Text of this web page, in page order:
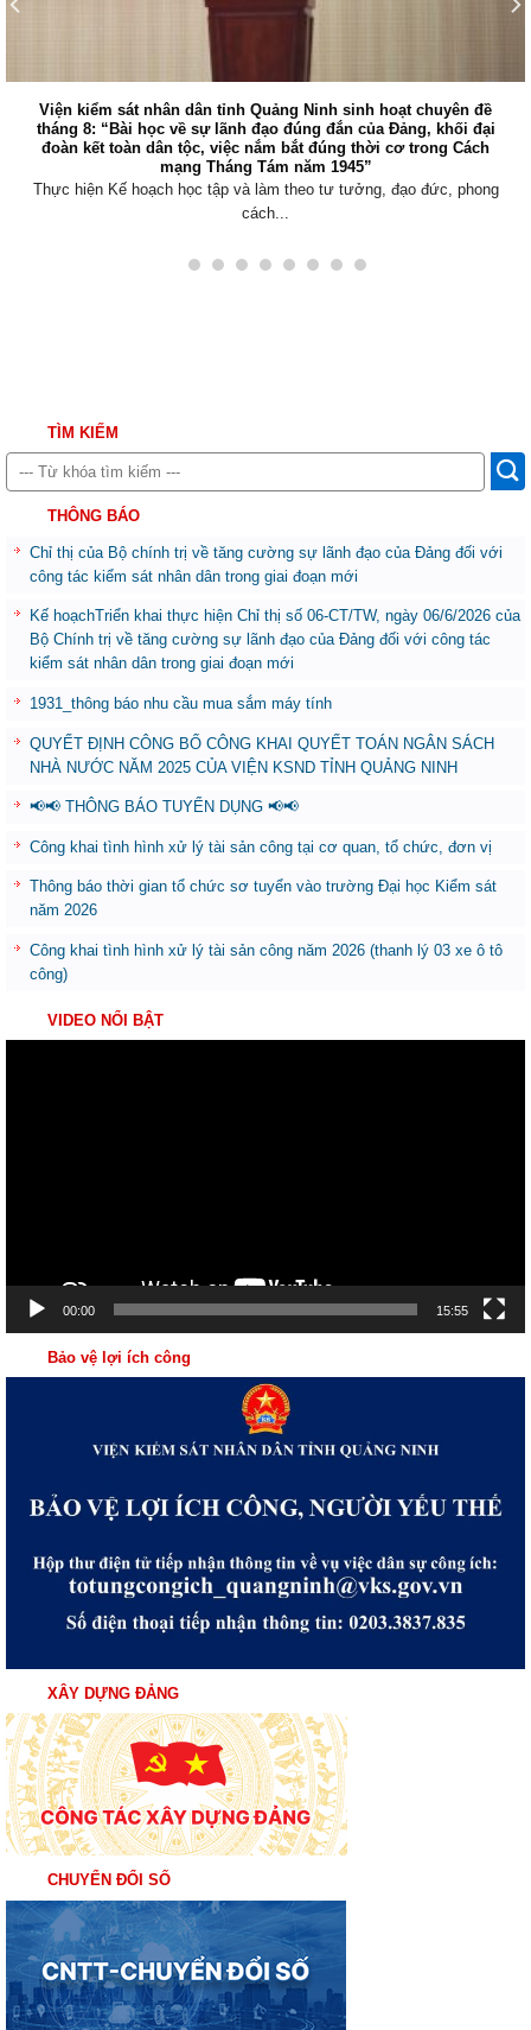
Viện kiểm sát nhân dân tỉnh Quảng Ninh sinh hoạt chuyên đề
tháng 8: “Bài học về sự lãnh đạo đúng đắn của Đảng, khối đại
đoàn kết toàn dân tộc, việc nắm bắt đúng thời cơ trong Cách
mạng Tháng Tám năm 1945”
Thực hiện Kế hoạch học tập và làm theo tư tưởng, đạo đức, phong
cách...
TÌM KIẾM
THÔNG BÁO
Chỉ thị của Bộ chính trị về tăng cường sự lãnh đạo của Đảng đối với
công tác kiểm sát nhân dân trong giai đoạn mới
Kế hoạchTriển khai thực hiện Chỉ thị số 06-CT/TW, ngày 06/6/2026 của
Bộ Chính trị về tăng cường sự lãnh đạo của Đảng đối với công tác
kiểm sát nhân dân trong giai đoạn mới
1931_thông báo nhu cầu mua sắm máy tính
QUYẾT ĐỊNH CÔNG BỐ CÔNG KHAI QUYẾT TOÁN NGÂN SÁCH
NHÀ NƯỚC NĂM 2025 CỦA VIỆN KSND TỈNH QUẢNG NINH
📢📢 THÔNG BÁO TUYỂN DỤNG 📢📢
Công khai tình hình xử lý tài sản công tại cơ quan, tổ chức, đơn vị
Thông báo thời gian tổ chức sơ tuyển vào trường Đại học Kiểm sát
năm 2026
Công khai tình hình xử lý tài sản công năm 2026 (thanh lý 03 xe ô tô
công)
VIDEO NỔI BẬT
00:00 15:55
Bảo vệ lợi ích công
XÂY DỰNG ĐẢNG
CHUYỂN ĐỔI SỐ